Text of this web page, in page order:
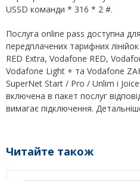
USSD команди * 316 * 2 #.
Послуга online pass доступна
передплачених тарифних
RED Extra, Vodafone RED,
Vodafone Light + та Vodafone
SuperNet Start / Pro / Unlim і
включена в пакет послуг
вимагає підключення.
Читайте також